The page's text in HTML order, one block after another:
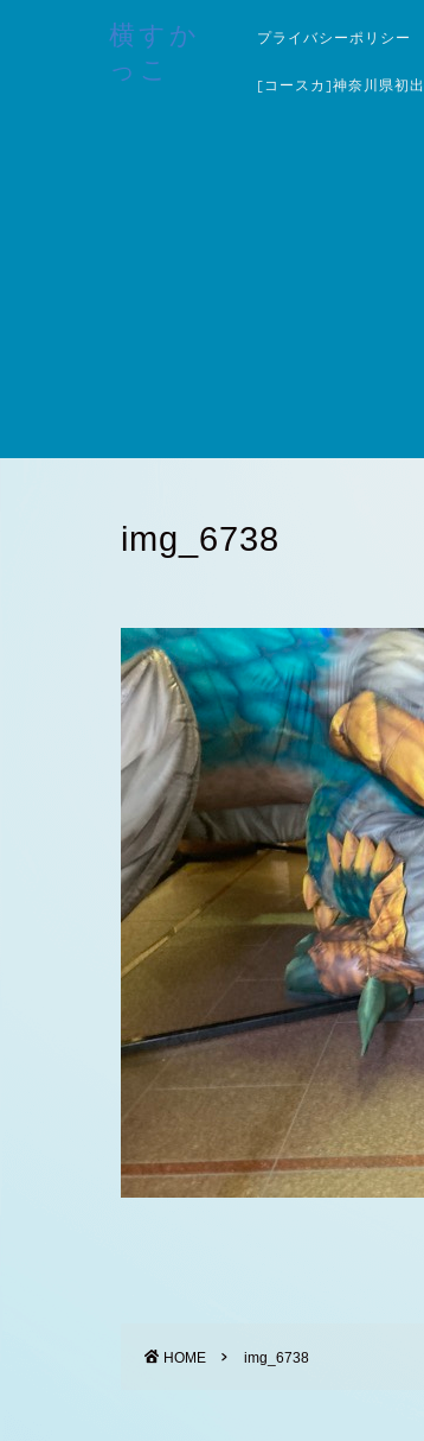
横すか
っこ
プライバシーポリシー
[コースカ]神奈川県初
img_6738
HOME img_6738